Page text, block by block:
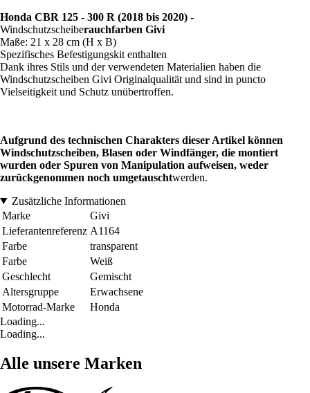
Honda CBR 125 - 300 R (2018 bis 2020) -
Windschutzscheiberauchfarben Givi
Maße: 21 x 28 cm (H x B)
Spezifisches Befestigungskit enthalten
Dank ihres Stils und der verwendeten Materialien haben die
Windschutzscheiben Givi Originalqualität und sind in puncto
Vielseitigkeit und Schutz unübertroffen.
Aufgrund des technischen Charakters dieser Artikel können
Windschutzscheiben, Blasen oder Windfänger, die montiert
wurden oder Spuren von Manipulation aufweisen, weder
zurückgenommen noch umgetauschtwerden.
Zusätzliche Informationen
Marke
Givi
Lieferantenreferenz A1164
Farbe
transparent
Farbe
Weiß
Geschlecht
Gemischt
Altersgruppe
Erwachsene
Motorrad-Marke
Honda
Loading...
Loading...
Alle unsere Marken